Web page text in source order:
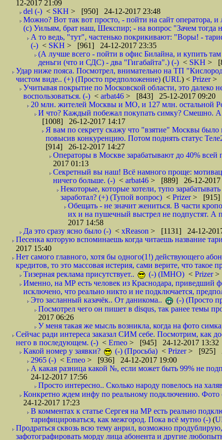
12-2017 21:09
del (-) < SKH > [950] 24-12-2017 23:48
Можно? Вот так вот просто, - пойти на сайт оператора,
(с) Уильям, брат наш, Шекспир; - на вопрос "Зачем тогда
А то ведь, "тут", частенько покрикивают: "Воры! -
(-) < SKH > [961] 24-12-2017 23:35
(А лучше всего - пойти в офис Билайна, и купить
деньги (что и СДС) - два "Гигабайта".) (-) < SKH >
Удар ниже пояса. Посмотрел, внимательно на ТП
чистом виде.. (+) (Просто предположение) (URL) < Prizer>
Учитывая покрытие по Московской области, это далеко
воспользоваться. (-) < arbat46 > [843] 25-12-2017 09:20
20 млн. жителей Москвы и МО, и 127 млн. остальной
И что? Каждый побежал покупать симку? Смешно. А
[1008] 26-12-2017 14:17
Я вам по секрету скажу что "взятие" Москвы
повысив конкуренцию. Потом поднять статус
[914] 26-12-2017 14:27
Операторы в Москве зарабатывают до 40% всей
2017 01:13
Секретный вы наш! Всё намного проще:
ничего больше. (-) < arbat46 > [889] 26-12-2017
Некоторые, которые хотели, тупо
заработал? (+) (Тупой вопрос) < Prizer> [915]
Обещать - не значит жениться. В части
их и на пушечный выстрел не подпустят. А
2017 14:58
Да это сразу ясно было (-) < xReason > [1131] 24-12-
Песенка которую вспоминаешь когда читаешь название
2017 15:40
Нет самого главного, хотя бы одного(1!) действующего
кредитов, то это массовая истерия, сами верите, что такое
Тизерная реклама присутствует..
(-) (IMHO) < Prizer>
Именно, на МР есть человек из Краснодара, приведший
исключено, что реально никто и не подключается,
Это засланный казачёк.. От даникома..
(-) (Просто
Посмотрел чего он пишет в disqus, так ранее темы
2017 06:26
У меня такая же мысль возникла, когда на фото
Сейчас ради интереса заказал СИМ себе. Посмотрим, как
него в последующем. (-) < Erneo > [945] 24-12-2017 13:32
Какой номер у заявки?
(-) (Просьба) < Prizer> [925]
2965 (-) < Erneo > [936] 24-12-2017 19:00
А какая разница какой №, если может быть 99% не
24-12-2017 17:56
Просто интересно.. Сколько народу повелось на
Конкретно ждем инфу по реальному подключению. Фото
24-12-2017 17:23
В комментах к статье Сергея на МР есть реально
тарифицироваться, как межгород. Пока всё мутно (-) (
Продраться сквозь всю тему анрил, возможно
зафотографировать морду лица абонента и другие